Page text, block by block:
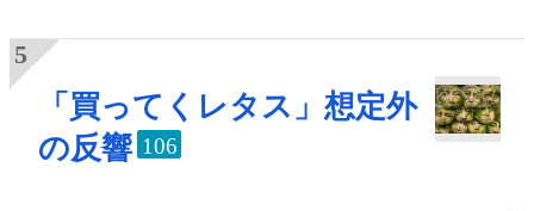
「買ってくレタス」想定外
の反響 106